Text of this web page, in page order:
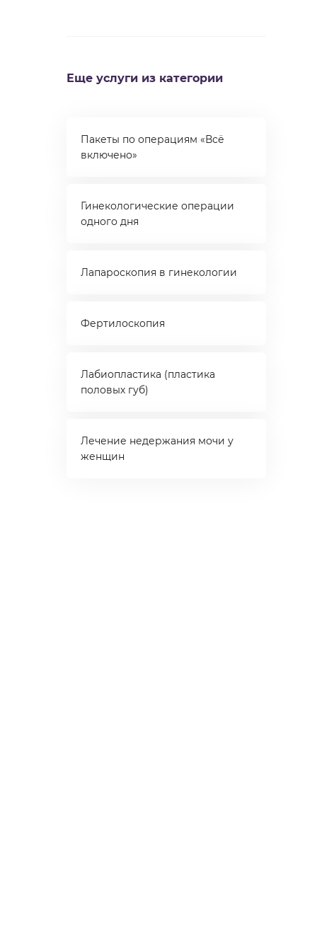
Еще услуги из категории
Пакеты по операциям «Всё
включено»
Гинекологические операции
одного дня
Лапароскопия в гинекологии
Фертилоскопия
Лабиопластика (пластика
половых губ)
Лечение недержания мочи у
женщин